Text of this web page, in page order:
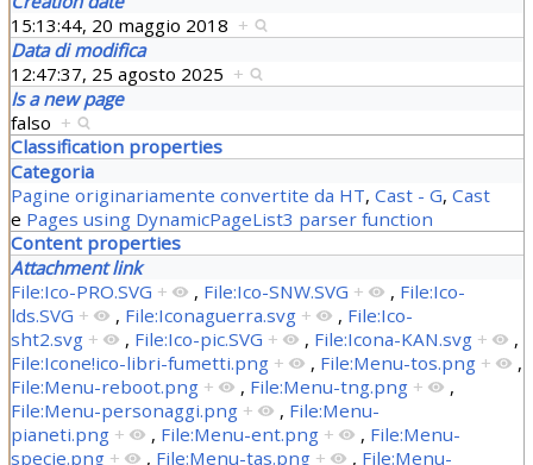
15:13:44, 20 maggio 2018 +
Data di modifica
12:47:37, 25 agosto 2025 +
Is a new page
falso +
Classification properties
Categoria
Pagine originariamente convertite da HT, Cast - G, Cast
e Pages using DynamicPageList3 parser function
Content properties
Attachment link
File:Ico-PRO.SVG + , File:Ico-SNW.SVG + , File:Ico-
lds.SVG + , File:Iconaguerra.svg + , File:Ico-
sht2.svg + , File:Ico-pic.SVG + , File:Icona-KAN.svg +
,
File:Icone!ico-libri-fumetti.png + , File:Menu-tos.png +
,
File:Menu-reboot.png + , File:Menu-tng.png +
,
File:Menu-personaggi.png + , File:Menu-
pianeti.png + , File:Menu-ent.png + , File:Menu-
specie.png + , File:Menu-tas.png + , File:Menu-